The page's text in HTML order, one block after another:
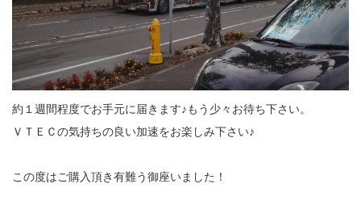
約１週間程度でお手元に届きます♪もう少々お待ち下さい。
ＶＴＥＣの気持ちの良い加速をお楽しみ下さい♪
この度はご購入頂き有難う御座いました！